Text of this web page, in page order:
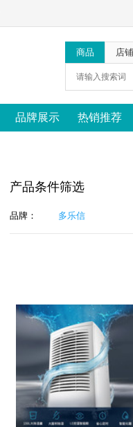
商品 店铺
品牌展示 热销推荐
产品条件筛选
品牌： 多乐信